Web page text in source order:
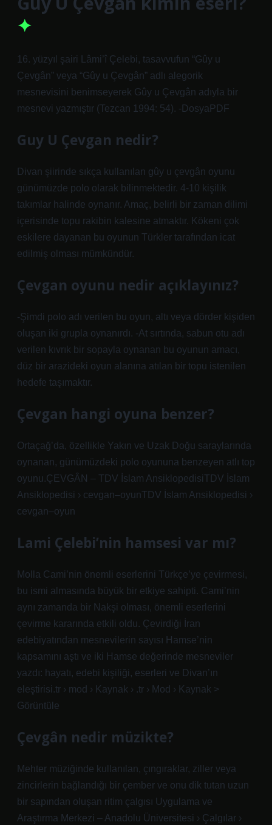
16. yüzyıl şairi Lâmi’î Çelebi, tasavvufun “Gûy u
Çevgân” veya “Gûy u Çevgân” adlı alegorik
mesnevisini benimseyerek Gûy u Çevgân adıyla bir
mesnevi yazmıştır (Tezcan 1994: 54). -DosyaPDF
Guy U Çevgan nedir?
Divan şiirinde sıkça kullanılan gûy u çevgân oyunu
günümüzde polo olarak bilinmektedir. 4-10 kişilik
takımlar halinde oynanır. Amaç, belirli bir zaman dilimi
içerisinde topu rakibin kalesine atmaktır. Kökeni çok
eskilere dayanan bu oyunun Türkler tarafından icat
edilmiş olması mümkündür.
Çevgan oyunu nedir açıklayınız?
-Şimdi polo adı verilen bu oyun, altı veya dörder kişiden
oluşan iki grupla oynanırdı. -At sırtında, sabun otu adı
verilen kıvrık bir sopayla oynanan bu oyunun amacı,
düz bir arazideki oyun alanına atılan bir topu istenilen
hedefe taşımaktır.
Çevgan hangi oyuna benzer?
Ortaçağ’da, özellikle Yakın ve Uzak Doğu saraylarında
oynanan, günümüzdeki polo oyununa benzeyen atlı top
oyunu.ÇEVGÂN – TDV İslam AnsiklopedisiTDV İslam
Ansiklopedisi › cevgan–oyunTDV İslam Ansiklopedisi ›
cevgan–oyun
Lami Çelebi’nin hamsesi var mı?
Molla Cami’nin önemli eserlerini Türkçe’ye çevirmesi,
bu ismi almasında büyük bir etkiye sahipti. Cami’nin
aynı zamanda bir Nakşi olması, önemli eserlerini
çevirme kararında etkili oldu. Çevirdiği İran
edebiyatından mesnevilerin sayısı Hamse’nin
kapsamını aştı ve iki Hamse değerinde mesneviler
yazdı: hayatı, edebi kişiliği, eserleri ve Divan’ın
eleştirisi.tr › mod › Kaynak › .tr › Mod › Kaynak >
Görüntüle
Çevgân nedir müzikte?
Mehter müziğinde kullanılan, çıngıraklar, ziller veya
zincirlerin bağlandığı bir çember ve onu dik tutan uzun
bir sapından oluşan ritim çalgısı Uygulama ve
Araştırma Merkezi – Anadolu Üniversitesi › Çalgılar ›